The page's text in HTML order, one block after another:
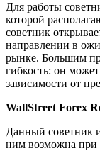
Для работы
которой
советник
направлении в
рынке. Большим
гибкость: он
зависимости от
WallStreet Forex
Данный советник
ним возможна при